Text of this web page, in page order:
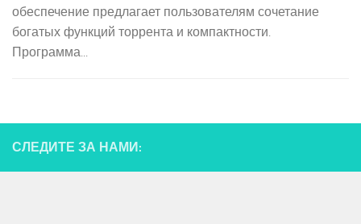
обеспечение предлагает пользователям сочетание
богатых функций торрента и компактности.
Программа...
СЛЕДИТЕ ЗА НАМИ: